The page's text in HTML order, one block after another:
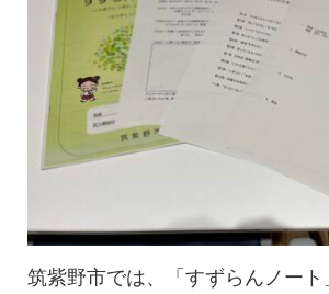
筑紫野市では、「すずらんノー